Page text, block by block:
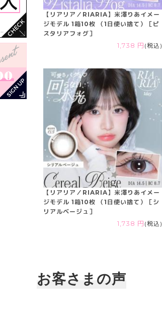
【リアリア／RIARIA】米澤りあイメー
ジモデル 1箱10枚 （1日使い捨て）［ピ
スタリアフォグ］
1,738 円 (税込)
【リアリア／RIARIA】米澤りあイメー
ジモデル 1箱10枚 （1日使い捨て）［シ
リアルベージュ］
1,738 円 (税込)
お客さまの声